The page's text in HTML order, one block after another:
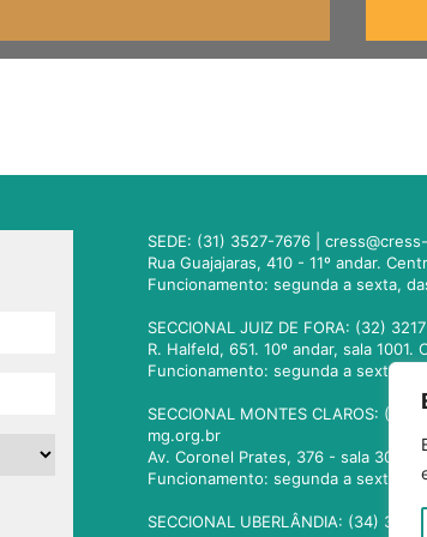
SEDE: (31) 3527-7676 |
Rua Guajajaras, 410 - 11º andar.
Funcionamento: segunda a sexta,
SECCIONAL JUIZ DE FORA: (32)
R. Halfeld, 651. 10º andar, sala
Funcionamento: segunda a sexta,
SECCIONAL MONTES CLAROS:
mg.org.br
Av. Coronel Prates, 376 - sala 301.
Funcionamento: segunda a sexta,
SECCIONAL UBERLÂNDIA: (34)